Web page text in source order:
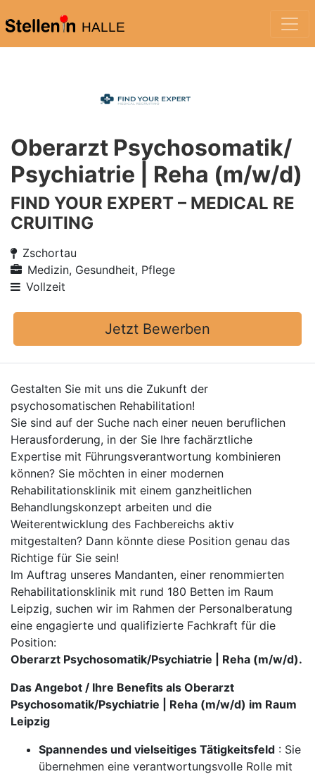
HALLE
Oberarzt Psychosomatik/
Psychiatrie | Reha (m/w/d)
FIND YOUR EXPERT – MEDICAL RE
CRUITING
Zschortau
Medizin, Gesundheit, Pflege
Vollzeit
Jetzt Bewerben
Gestalten Sie mit uns die Zukunft der
psychosomatischen Rehabilitation!
Sie sind auf der Suche nach einer neuen beruflichen
Herausforderung, in der Sie Ihre fachärztliche
Expertise mit Führungsverantwortung kombinieren
können? Sie möchten in einer modernen
Rehabilitationsklinik mit einem ganzheitlichen
Behandlungskonzept arbeiten und die
Weiterentwicklung des Fachbereichs aktiv
mitgestalten? Dann könnte diese Position genau das
Richtige für Sie sein!
Im Auftrag unseres Mandanten, einer renommierten
Rehabilitationsklinik mit rund 180 Betten im Raum
Leipzig, suchen wir im Rahmen der Personalberatung
eine engagierte und qualifizierte Fachkraft für die
Position:
Oberarzt Psychosomatik/Psychiatrie | Reha (m/w/d).
Das Angebot / Ihre Benefits als Oberarzt
Psychosomatik/Psychiatrie | Reha (m/w/d) im Raum
Leipzig
Spannendes und vielseitiges Tätigkeitsfeld : Sie
übernehmen eine verantwortungsvolle Rolle mit